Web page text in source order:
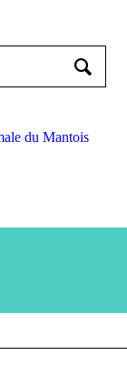
du Mantois